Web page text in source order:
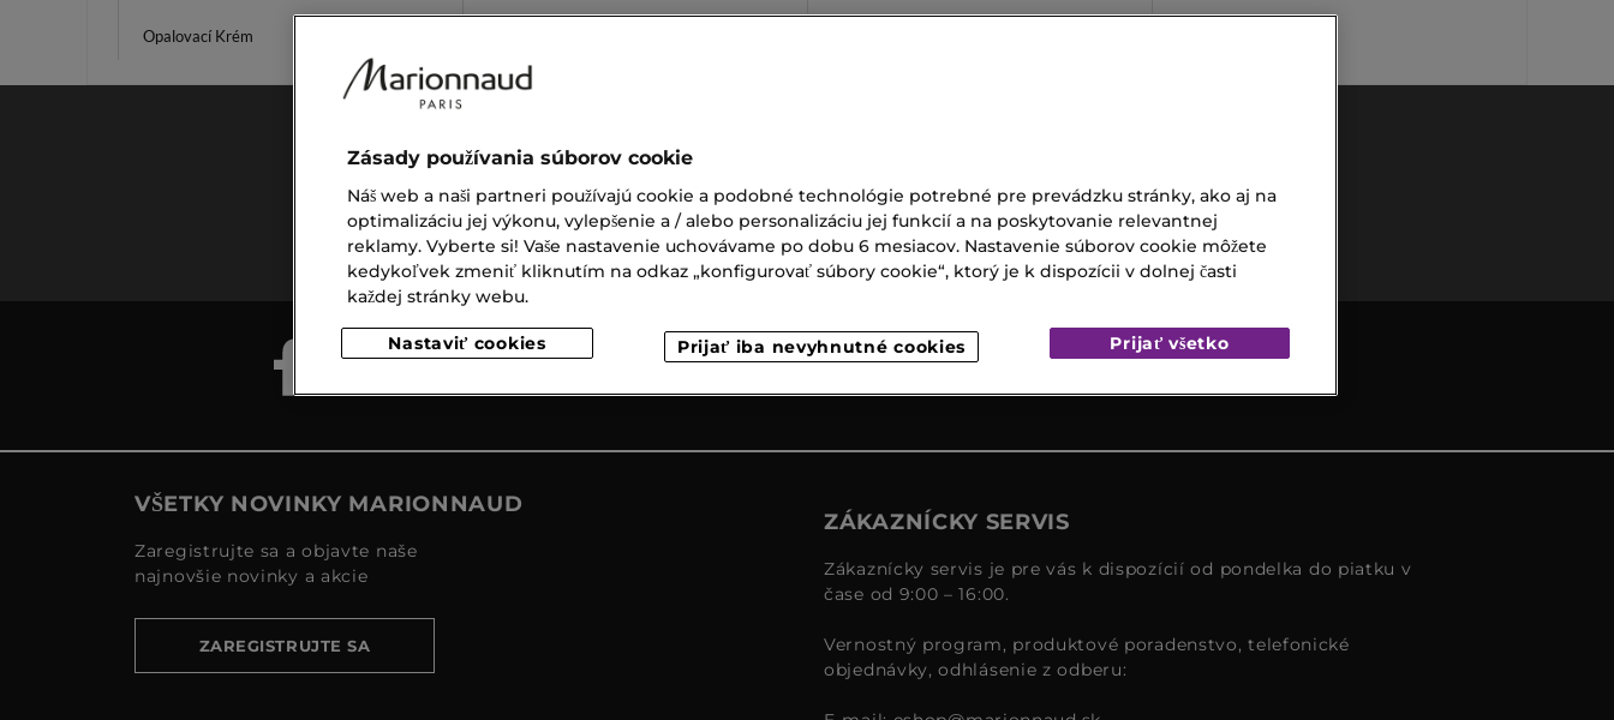
Opalovací Krém
Doprava
zadarmo
nad €39,-
Expresný
osobný
odber
Darčeky k
nákupu
Bezpečná
VŠETKY NOVINKY MARIONNAUD
Zaregistrujte sa a objavte naše
najnovšie novinky a akcie
ZAREGISTRUJTE SA
ZÁKAZNÍCKY SERVIS
Zákaznícky servis je pre vás k dispozícií od pondelka do piatku v
čase od 9:00 – 16:00.
Vernostný program, produktové poradenstvo, telefonické
objednávky, odhlásenie z odberu:
Zásady používania súborov cookie
Náš web a naši partneri používajú cookie a podobné technológie potrebné pre prevádzku stránky, ako aj na
optimalizáciu jej výkonu, vylepšenie a / alebo personalizáciu jej funkcií a na poskytovanie relevantnej
reklamy. Vyberte si! Vaše nastavenie uchovávame po dobu 6 mesiacov. Nastavenie súborov cookie môžete
kedykoľvek zmeniť kliknutím na odkaz „konfigurovať súbory cookie“, ktorý je k dispozícii v dolnej časti
každej stránky webu.
Nastaviť cookies Prijať iba nevyhnutné cookies Prijať všetko